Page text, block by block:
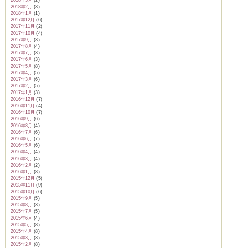
2018年2月 (3)
2018年1月 (1)
2017年12月 (6)
2017年11月 (2)
2017年10月 (4)
2017年9月 (3)
2017年8月 (4)
2017年7月 (3)
2017年6月 (3)
2017年5月 (8)
2017年4月 (5)
2017年3月 (6)
2017年2月 (5)
2017年1月 (3)
2016年12月 (7)
2016年11月 (4)
2016年10月 (7)
2016年9月 (6)
2016年8月 (4)
2016年7月 (6)
2016年6月 (7)
2016年5月 (6)
2016年4月 (4)
2016年3月 (4)
2016年2月 (2)
2016年1月 (8)
2015年12月 (5)
2015年11月 (9)
2015年10月 (6)
2015年9月 (5)
2015年8月 (3)
2015年7月 (5)
2015年6月 (4)
2015年5月 (8)
2015年4月 (8)
2015年3月 (3)
2015年2月 (8)